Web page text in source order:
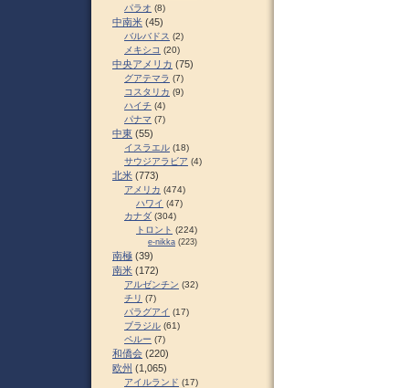
パラオ (8)
中南米 (45)
バルバドス (2)
メキシコ (20)
中央アメリカ (75)
グアテマラ (7)
コスタリカ (9)
ハイチ (4)
パナマ (7)
中東 (55)
イスラエル (18)
サウジアラビア (4)
北米 (773)
アメリカ (474)
ハワイ (47)
カナダ (304)
トロント (224)
e-nikka (223)
南極 (39)
南米 (172)
アルゼンチン (32)
チリ (7)
パラグアイ (17)
ブラジル (61)
ペルー (7)
和僑会 (220)
欧州 (1,065)
アイルランド (17)